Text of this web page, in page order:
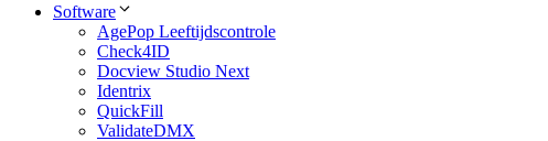
Software
AgePop Leeftijdscontrole
Check4ID
Docview Studio Next
Identrix
QuickFill
ValidateDMX